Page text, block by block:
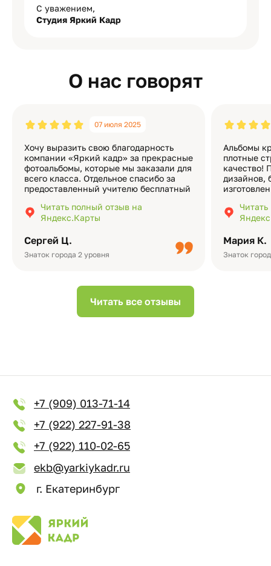
С уважением,
Студия Яркий Кадр
О нас говорят
Сергей Ц.
Знаток города 2 уровня
07 июля 2025
Хочу выразить свою благодарность
компании «Яркий кадр» за прекрасные
фотоальбомы, которые мы заказали для
всего класса. Отдельное спасибо за
предоставленный учителю бесплатный
подчёркивает значимость события.
Качество альбомов на высшем уровне:
Читать полный отзыв на
Яндекс.Карты
Мария К.
Знаток
Альбомы
плотные
качество!
дизайнов,
добавить
видео с
Читать все отзывы
+7 (909) 013-71-14
+7 (922) 227-91-38
+7 (922) 110-02-65
ekb@yarkiykadr.ru
г. Екатеринбург